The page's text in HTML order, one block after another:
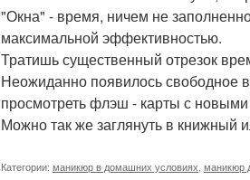
"Окна" - время, ничем не
максимальной эффективностью.
Тратишь существенный отрезок
Неожиданно появилось свободное
просмотреть флэш - карты с
Можно так же заглянуть в книжный
Категории: маникюр в домашних условиях маникюр